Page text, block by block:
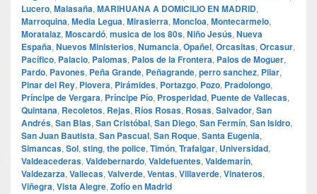
Lucero, Malasaña, MARIHUANA A DOMICILIO EN MADRID,
Marroquina, Media Legua, Mirasierra, Moncloa, Montecarmelo,
Moratalaz, Moscardó, musica de los 80s, Niño Jesús, Nueva
España, Nuevos Ministerios, Numancia, Opañel, Orcasitas, Orcasur,
Pacífico, Palacio, Palomas, Palos de la Frontera, Palos de Moguer,
Pardo, Pavones, Peña Grande, Peñagrande, perro sanchez, Pilar,
Pinar del Rey, Piovera, Pirámides, Portazgo, Pozo, Pradolongo,
Príncipe de Vergara, Príncipe Pío, Prosperidad, Puente de Vallecas,
Quintana, Recoletos, Rejas, Ríos Rosas, Rosas, Salvador, San
Andrés, San Blas, San Cristóbal, San Diego, San Fermín, San Isidro,
San Juan Bautista, San Pascual, San Roque, Santa Eugenia,
Simancas, Sol, sting, the police, Timón, Trafalgar, Universidad,
Valdeacederas, Valdebernardo, Valdefuentes, Valdemarín,
Valdezarza, Vallecas, Valverde, Ventas, Villaverde, Vinateros,
Viñegra, Vista Alegre, Zofío en Madrid